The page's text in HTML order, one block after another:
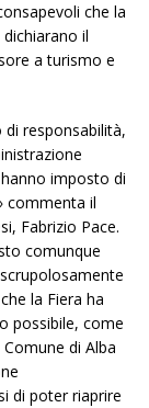
che la
il
a turismo e
responsabilità,
imposto di
commenta il
Fabrizio Pace.
comunque
la Fiera ha
possibile, come
di Alba
di poter riaprire